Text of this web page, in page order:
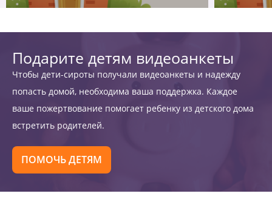
Подарите детям видеоанкеты
Чтобы дети-сироты получали видеоанкеты и надежду
попасть домой, необходима ваша поддержка. Каждое
ваше пожертвование помогает ребенку из детского дома
встретить родителей.
ПОМОЧЬ ДЕТЯМ